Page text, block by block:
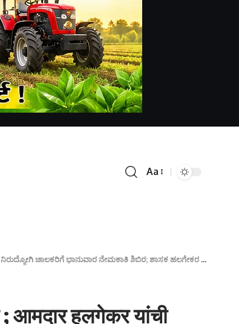
Aa
ನಿರುದ್ಯೋಗಿ ಚಾಲಕರಿಗೆ ಭಾನುವಾರ ನೇಮಕಾತಿ ಶಿಬಿರ; ಶಾಸಕ ಹಲಗೇಕರ ಮಾಹಿತಿ.
; आमदार हलगेकर यांची